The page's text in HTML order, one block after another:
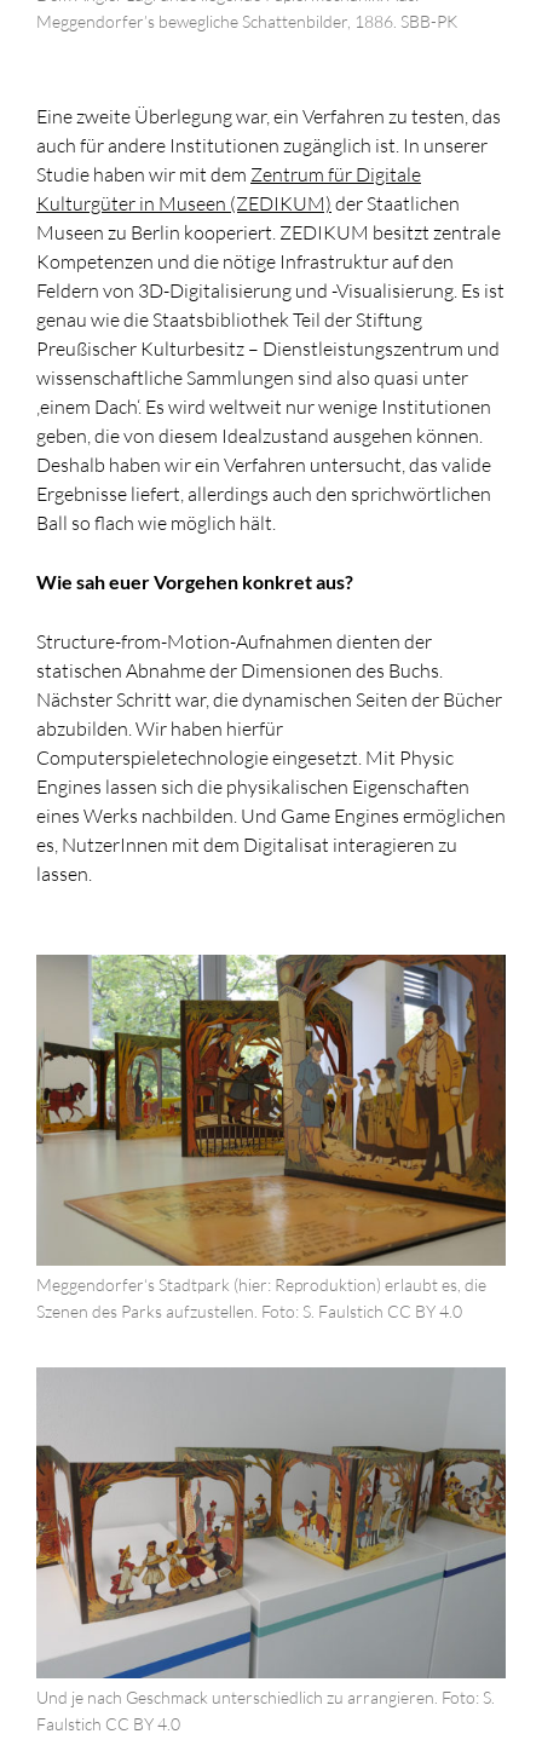
Meggendorfer’s bewegliche Schattenbilder, 1886. SBB-PK
Eine zweite Überlegung war, ein Verfahren zu testen, das
auch für andere Institutionen zugänglich ist. In unserer
Studie haben wir mit dem Zentrum für Digitale
Kulturgüter in Museen (ZEDIKUM) der Staatlichen
Museen zu Berlin kooperiert. ZEDIKUM besitzt zentrale
Kompetenzen und die nötige Infrastruktur auf den
Feldern von 3D-Digitalisierung und -Visualisierung. Es ist
genau wie die Staatsbibliothek Teil der Stiftung
Preußischer Kulturbesitz – Dienstleistungszentrum und
wissenschaftliche Sammlungen sind also quasi unter
‚einem Dach‘. Es wird weltweit nur wenige Institutionen
geben, die von diesem Idealzustand ausgehen können.
Deshalb haben wir ein Verfahren untersucht, das valide
Ergebnisse liefert, allerdings auch den sprichwörtlichen
Ball so flach wie möglich hält.
Wie sah euer Vorgehen konkret aus?
Structure-from-Motion-Aufnahmen dienten der
statischen Abnahme der Dimensionen des Buchs.
Nächster Schritt war, die dynamischen Seiten der Bücher
abzubilden. Wir haben hierfür
Computerspieletechnologie eingesetzt. Mit Physic
Engines lassen sich die physikalischen Eigenschaften
eines Werks nachbilden. Und Game Engines ermöglichen
es, NutzerInnen mit dem Digitalisat interagieren zu
lassen.
Meggendorfer‘s Stadtpark (hier: Reproduktion) erlaubt es, die
Szenen des Parks aufzustellen. Foto: S. Faulstich CC BY 4.0
Und je nach Geschmack unterschiedlich zu arrangieren. Foto: S.
Faulstich CC BY 4.0